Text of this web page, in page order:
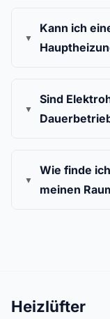
Kann ich
Sind
Wie finde
meinen
Heizlüfter